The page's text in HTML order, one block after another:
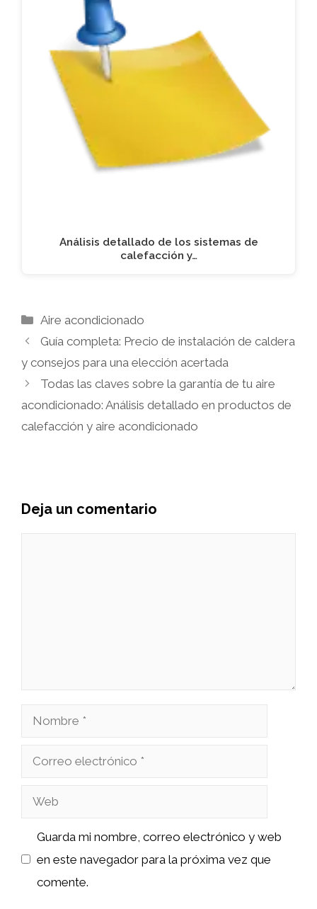
Análisis detallado de los sistemas de
calefacción y…
Categorías
Aire acondicionado
Guía completa: Precio de instalación de caldera
y consejos para una elección acertada
Todas las claves sobre la garantía de tu aire
acondicionado: Análisis detallado en productos de
calefacción y aire acondicionado
Deja un comentario
Nombre
Correo
Web
Guarda mi nombre, correo electrónico y web
en este navegador para la próxima vez que
comente.